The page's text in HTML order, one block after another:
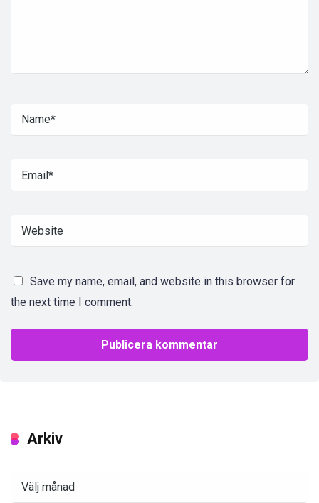
Save my name, email, and website in this browser for
the next time I comment.
Arkiv